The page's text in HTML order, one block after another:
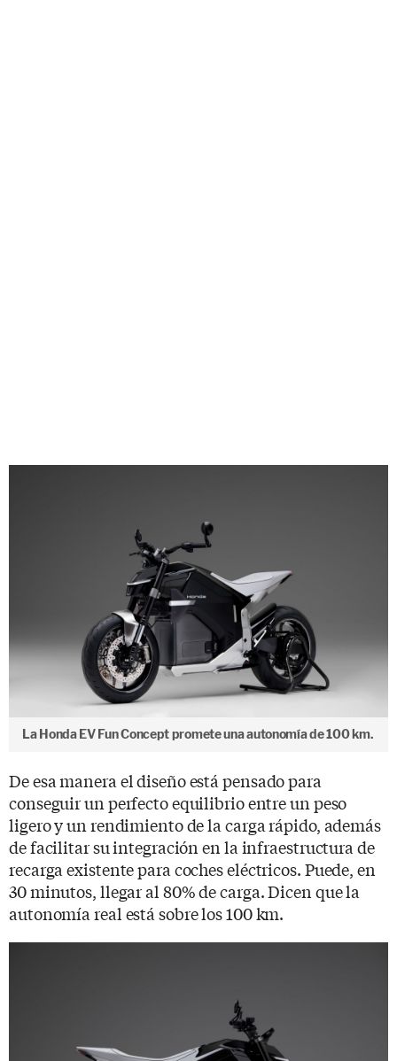
La Honda EV Fun Concept promete una autonomía de 100 km.
De esa manera el diseño está pensado para
conseguir un perfecto equilibrio entre un peso
ligero y un rendimiento de la carga rápido, además
de facilitar su integración en la infraestructura de
recarga existente para coches eléctricos. Puede, en
30 minutos, llegar al 80% de carga. Dicen que la
autonomía real está sobre los 100 km.